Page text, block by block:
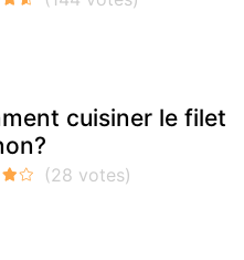
cuisiner le filet